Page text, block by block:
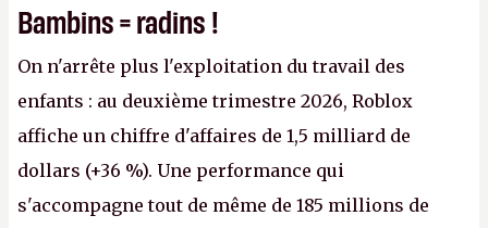
Bambins = radins !
On n'arrête plus l'exploitation du travail des
enfants : au deuxième trimestre 2026, Roblox
affiche un chiffre d'affaires de 1,5 milliard de
dollars (+36 %). Une performance qui
s'accompagne tout de même de 185 millions de